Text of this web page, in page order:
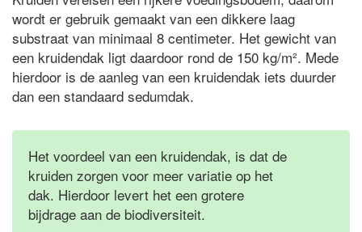
wordt er gebruik gemaakt van een dikkere laag
substraat van minimaal 8 centimeter. Het gewicht van
een kruidendak ligt daardoor rond de 150 kg/m². Mede
hierdoor is de aanleg van een kruidendak iets duurder
dan een standaard sedumdak.
Het voordeel van een kruidendak, is dat de
kruiden zorgen voor meer variatie op het
dak. Hierdoor levert het een grotere
bijdrage aan de biodiversiteit.